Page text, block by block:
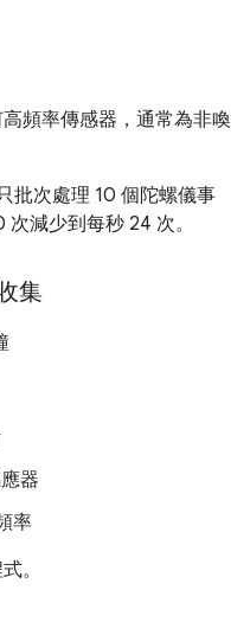
頻率傳感器，通常為非喚
批次處理 10 個陀螺儀事
減少到每秒 24 次。
集
器
率
。